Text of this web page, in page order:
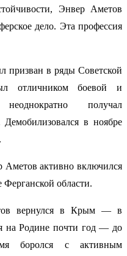
Энвер Аметов
дело. Эта профессия
призван в ряды Советской
отличником боевой и
получал
Демобилизовался в ноябре
активно включился
Ферганской области.
вернулся в Крым — в
на Родине почти год — до
боролся с активным